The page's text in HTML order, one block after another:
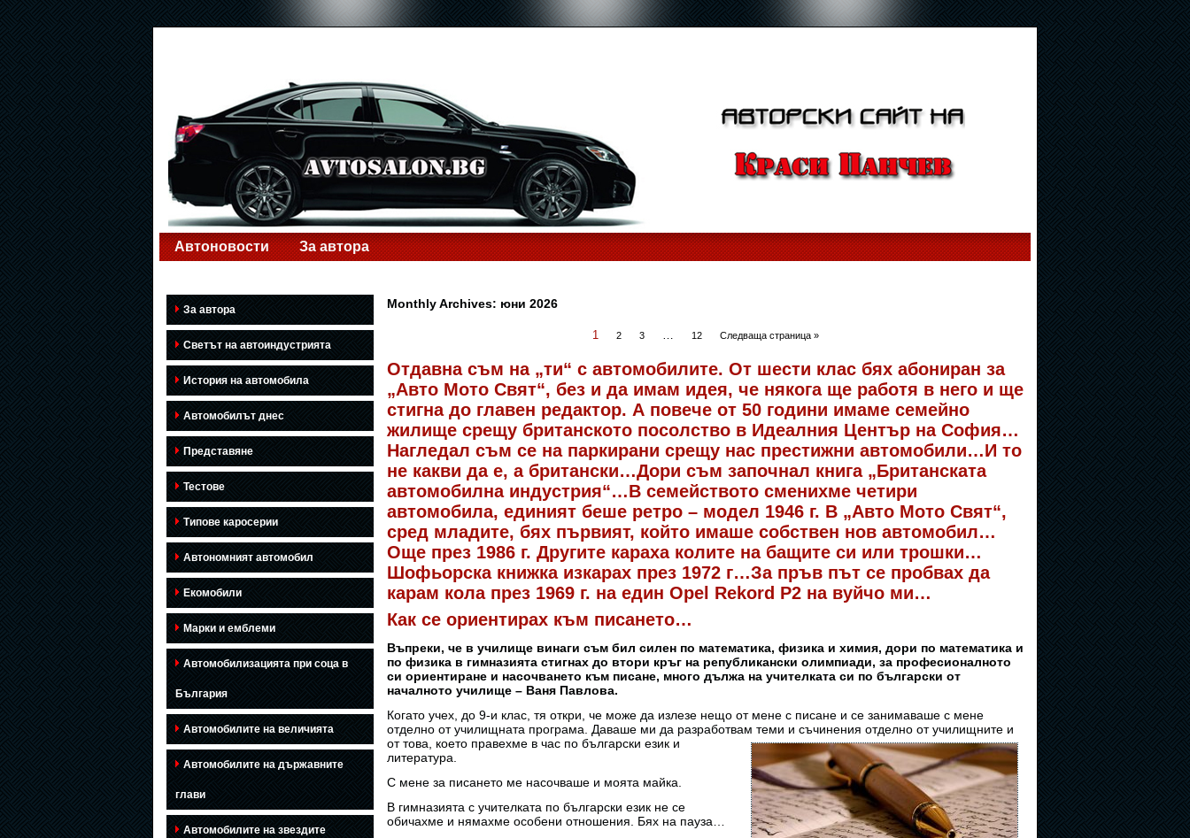
Автоновости За автора
За автора
Светът на автоиндустрията
История на автомобила
Автомобилът днес
Представяне
Тестове
Типове каросерии
Автономният автомобил
Екомобили
Марки и емблеми
Автомобилизацията при соца в
България
Автомобилите на величията
Автомобилите на държавните
глави
Автомобилите на звездите
Monthly Archives: юни 2026
1 2 3 … 12 Следваща страница »
Отдавна съм на „ти“ с автомобилите. От шести клас бях абониран за
„Авто Мото Свят“, без и да имам идея, че някога ще работя в него и ще
стигна до главен редактор. А повече от 50 години имаме семейно
жилище срещу британското посолство в Идеалния Център на София…
Нагледал съм се на паркирани срещу нас престижни автомобили…И то
не какви да е, а британски…Дори съм започнал книга „Британската
автомобилна индустрия“…В семейството сменихме четири
автомобила, единият беше ретро – модел 1946 г. В „Авто Мото Свят“,
сред младите, бях първият, който имаше собствен нов автомобил…
Още през 1986 г. Другите караха колите на бащите си или трошки…
Шофьорска книжка изкарах през 1972 г…За пръв път се пробвах да
карам кола през 1969 г. на един Opel Rekord P2 на вуйчо ми…
Как се ориентирах към писането…
Въпреки, че в училище винаги съм бил силен по математика, физика и химия, дори по математика и
по физика в гимназията стигнах до втори кръг на републикански олимпиади, за професионалното
си ориентиране и насочването към писане, много дължа на учителката си по български от
началното училище – Ваня Павлова.
Когато учех, до 9-и клас, тя откри, че може да излезе нещо от мене с писане и се занимаваше с мене
отделно от училищната програма. Даваше ми да разработвам теми и съчинения отделно от училищните и
от това, което правехме в час по български език и
литература.
С мене за писането ме насочваше и моята майка.
В гимназията с учителката по български език не се
обичахме и нямахме особени отношения. Бях на пауза…